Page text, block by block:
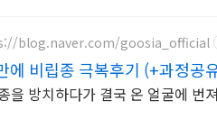
blog.naver.com/goosia_official
에 비립종 극복후기 (+과정공
을 방치하다가 결국 온 얼굴에 번